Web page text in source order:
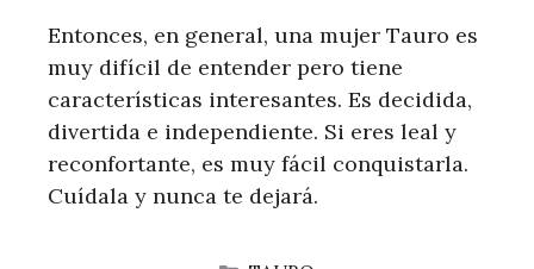
Entonces, en general, una mujer Tauro es
muy difícil de entender pero tiene
características interesantes. Es decidida,
divertida e independiente. Si eres leal y
reconfortante, es muy fácil conquistarla.
Cuídala y nunca te dejará.